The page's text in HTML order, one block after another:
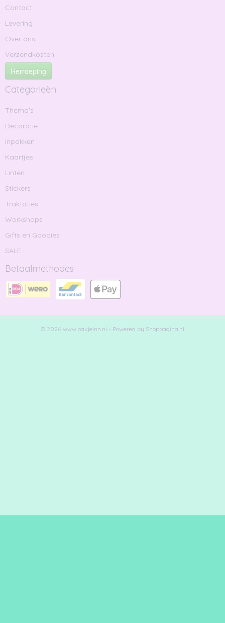
Contact
Levering
Over ons
Verzendkosten
Herroeping
Categorieën
Thema's
Decoratie
Inpakken
Kaartjes
Linten
Stickers
Traktaties
Workshops
Gifts en Goodies
SALE
Betaalmethodes
© 2026 www.pakjeinn.nl - Powered by Shoppagina.nl